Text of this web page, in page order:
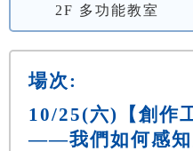
2F 多功能教室
場次:
10/25(六)【創作
——我們如何感知